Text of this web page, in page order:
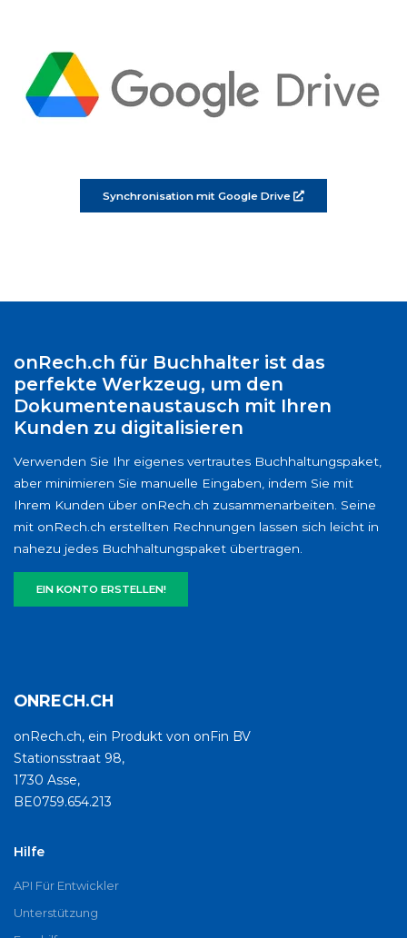
Synchronisation mit Google Drive
onRech.ch für Buchhalter ist das
perfekte Werkzeug, um den
Dokumentenaustausch mit Ihren
Kunden zu digitalisieren
Verwenden Sie Ihr eigenes vertrautes Buchhaltungspaket,
aber minimieren Sie manuelle Eingaben, indem Sie mit
Ihrem Kunden über onRech.ch zusammenarbeiten. Seine
mit onRech.ch erstellten Rechnungen lassen sich leicht in
nahezu jedes Buchhaltungspaket übertragen.
EIN KONTO ERSTELLEN!
ONRECH.CH
onRech.ch, ein Produkt von onFin BV
Stationsstraat 98,
1730 Asse,
BE0759.654.213
Hilfe
API Für Entwickler
Unterstützung